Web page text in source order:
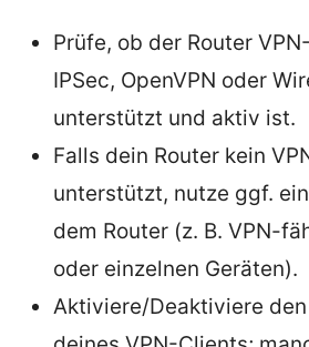
Prüfe, ob der Router
IPSec, OpenVPN oder
unterstützt und aktiv ist.
Falls dein Router kein
unterstützt, nutze ggf.
dem Router (z. B. VPN-
oder einzelnen Geräten).
Aktiviere/Deaktiviere